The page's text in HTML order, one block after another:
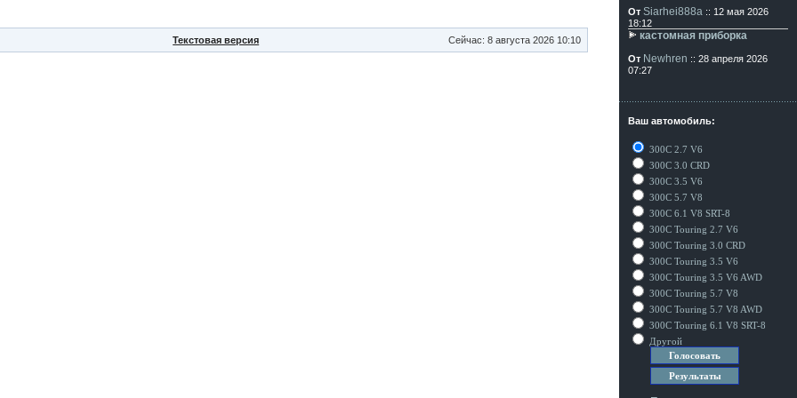
Текстовая версия Сейчас: 8 августа 2026 10:10
От Siarhei888a :: 12 мая 2026
18:12
кастомная приборка
От Newhren :: 28 апреля 2026
07:27
Ваш автомобиль:
300C 2.7 V6
300C 3.0 CRD
300C 3.5 V6
300C 5.7 V8
300C 6.1 V8 SRT-8
300C Touring 2.7 V6
300C Touring 3.0 CRD
300C Touring 3.5 V6
300C Touring 3.5 V6 AWD
300C Touring 5.7 V8
300C Touring 5.7 V8 AWD
300C Touring 6.1 V8 SRT-8
Другой